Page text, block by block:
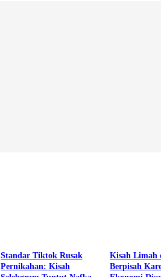
Standar Tiktok Rusak
Pernikahan: Kisah
Kisah Limah
Berpisah